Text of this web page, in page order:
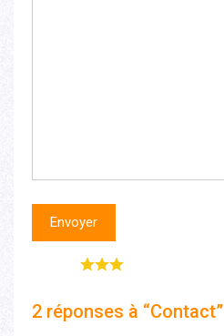
2 réponses à “Contact”